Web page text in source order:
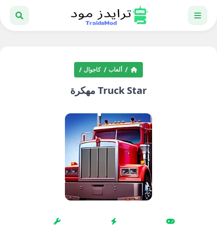
ألعاب كاجوال
Truck Star مهكرة